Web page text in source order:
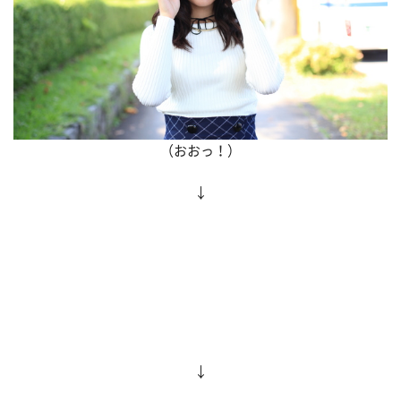
（おおっ！）
↓
↓